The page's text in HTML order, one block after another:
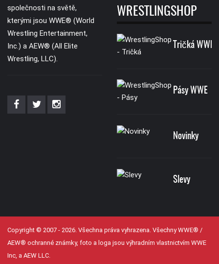
společnosti na světě,
kterými jsou WWE® (World
Wrestling Entertainment,
Inc.) a AEW® (All Elite
Wrestling, LLC).
WRESTLINGSHOP
Tričká WWE
Pásy WWE
Novinky
Slevy
Copyright © 2007 - 2026. Všechna práva vyhrazena. Všechny WWE® /
AEW® ochranné známky, foto a loga jsou výhradním vlastnictvím WWE
Inc, a AEW LLC.